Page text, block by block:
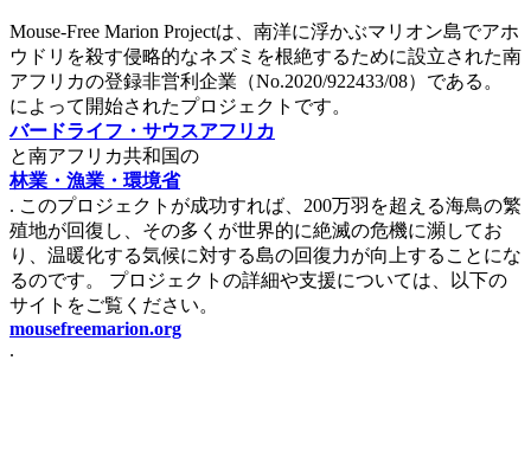
Mouse-Free Marion Projectは、南洋に浮かぶマリオン島でアホ
ウドリを殺す侵略的なネズミを根絶するために設立された南
アフリカの登録非営利企業（No.2020/922433/08）である。
によって開始されたプロジェクトです。
バードライフ・サウスアフリカ
と南アフリカ共和国の
林業・漁業・環境省
. このプロジェクトが成功すれば、200万羽を超える海鳥の繁
殖地が回復し、その多くが世界的に絶滅の危機に瀕してお
り、温暖化する気候に対する島の回復力が向上することにな
るのです。 プロジェクトの詳細や支援については、以下の
サイトをご覧ください。
mousefreemarion.org
.